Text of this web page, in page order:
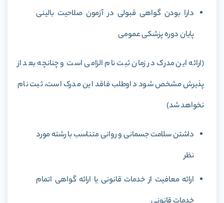
دارا بودن گواهی قبولی در آزمون صلاحیت بالینی
پایان دوره پزشکی عمومی
(ارائه این مدرک در زمان ثبت نام الزامی است و چنانچه بعد از
پذیرش مشخص شود داوطلب فاقد این مدرک است، ثبت نام
نخواهد شد)
داشتن سلامت جسمانی و روانی متناسب با رشته مورد
نظر
ارائه معافیت از خدمات قانونی یا ارائه گواهی اتمام